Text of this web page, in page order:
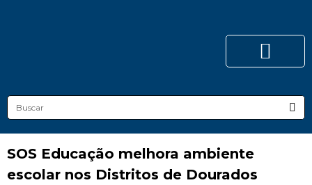
SOS Educação melhora ambiente
escolar nos Distritos de Dourados